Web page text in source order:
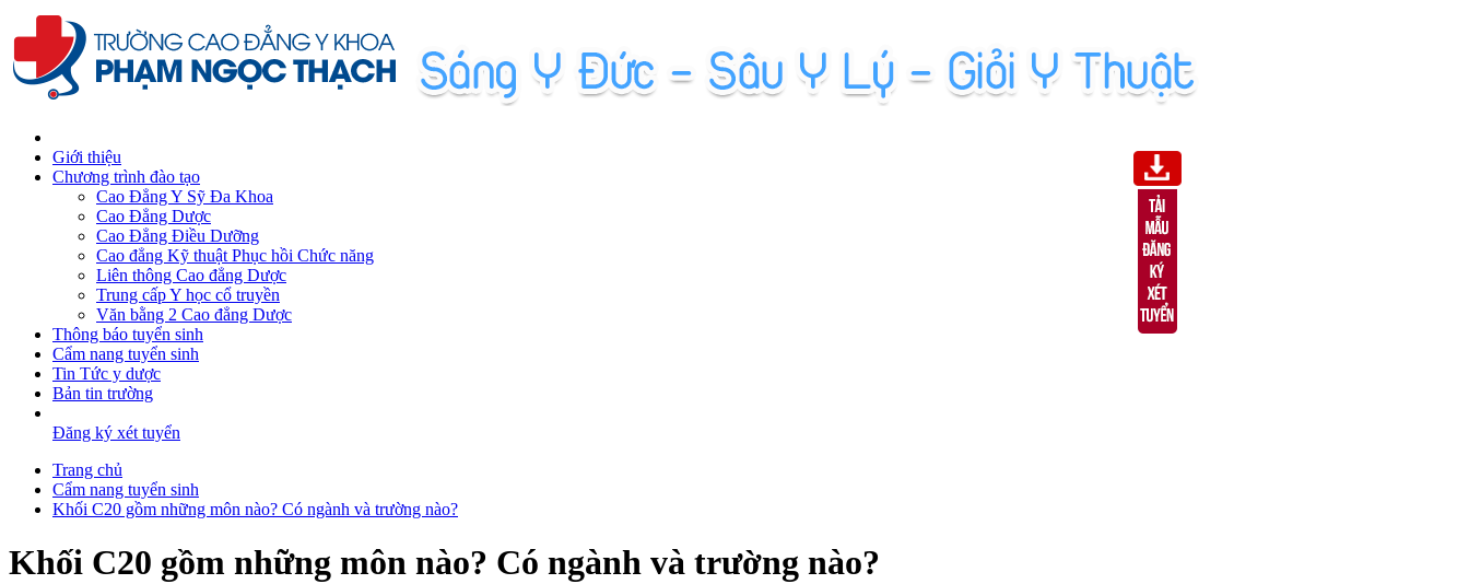
Giới thiệu
Chương trình đào tạo
Cao Đẳng Y Sỹ Đa Khoa
Cao Đẳng Dược
Cao Đẳng Điều Dưỡng
Cao đẳng Kỹ thuật Phục hồi Chức năng
Liên thông Cao đẳng Dược
Trung cấp Y học cổ truyền
Văn bằng 2 Cao đẳng Dược
Thông báo tuyển sinh
Cẩm nang tuyển sinh
Tin Tức y dược
Bản tin trường
Đăng ký xét tuyển
Trang chủ
Cẩm nang tuyển sinh
Khối C20 gồm những môn nào? Có ngành và trường nào?
Khối C20 gồm những môn nào? Có ngành và trường nào?